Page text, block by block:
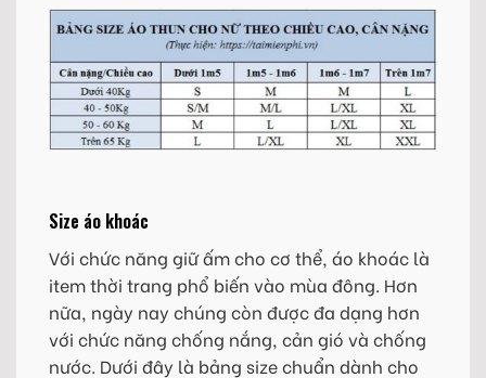
Size áo khoác
Với chức năng giữ ấm cho cơ thể, áo khoác là
item thời trang phổ biến vào mùa đông. Hơn
nữa, ngày nay chúng còn được đa dạng hơn
với chức năng chống nắng, cản gió và chống
nước. Dưới đây là bảng size chuẩn dành cho